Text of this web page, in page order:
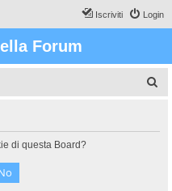
Login
Iscriviti
Forum
di questa Board?